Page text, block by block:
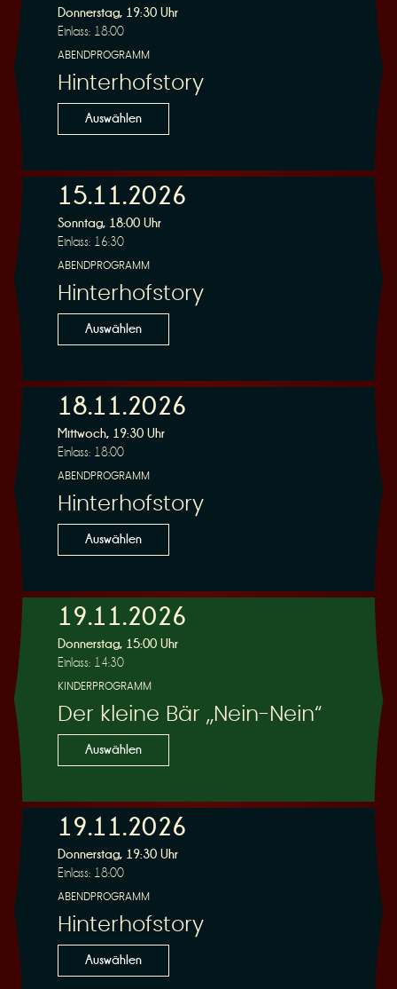
s
e
r
v
i
e
r
u
Donnerstag, 19:30 Uhr
Einlass: 18:00
ABENDPROGRAMM
Hinterhofstory
Auswählen
15.11.2026
Sonntag, 18:00 Uhr
Einlass: 16:30
ABENDPROGRAMM
Hinterhofstory
Auswählen
18.11.2026
Mittwoch, 19:30 Uhr
Einlass: 18:00
ABENDPROGRAMM
Hinterhofstory
Auswählen
19.11.2026
Donnerstag, 15:00 Uhr
Einlass: 14:30
KINDERPROGRAMM
Der kleine Bär „Nein-Nein“
Auswählen
19.11.2026
Donnerstag, 19:30 Uhr
Einlass: 18:00
ABENDPROGRAMM
Hinterhofstory
Auswählen